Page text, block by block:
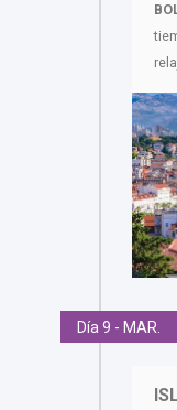
Día 9 - MAR.